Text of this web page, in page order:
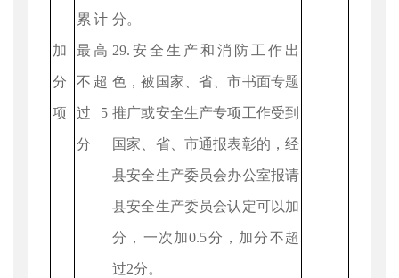
加
分
项
累计
最高
不超
过5
分
分。
29.安全生产和消防工作出
色，被国家、省、市书面专题
推广或安全生产专项工作受到
国家、省、市通报表彰的，经
县安全生产委员会办公室报请
县安全生产委员会认定可以加
分，一次加0.5分，加分不超
过2分。